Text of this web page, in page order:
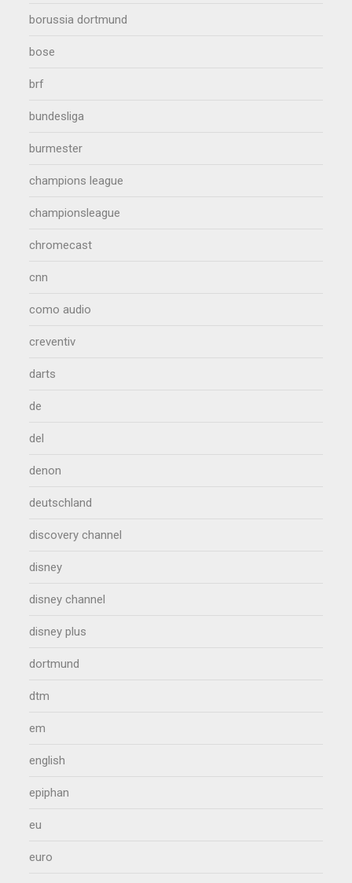
borussia dortmund
bose
brf
bundesliga
burmester
champions league
championsleague
chromecast
cnn
como audio
creventiv
darts
de
del
denon
deutschland
discovery channel
disney
disney channel
disney plus
dortmund
dtm
em
english
epiphan
eu
euro